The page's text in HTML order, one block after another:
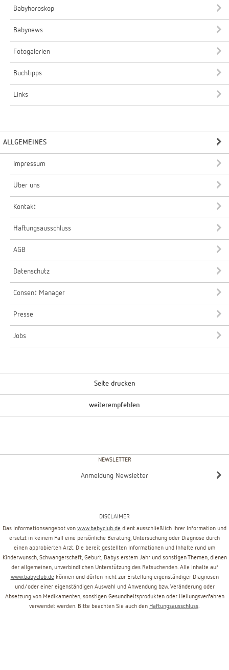
Babyhoroskop
Babynews
Fotogalerien
Buchtipps
Links
ALLGEMEINES
Impressum
Über uns
Kontakt
Haftungsausschluss
AGB
Datenschutz
Consent Manager
Presse
Jobs
Seite drucken
weiterempfehlen
NEWSLETTER
Anmeldung Newsletter
DISCLAIMER
Das Informationsangebot von www.babyclub.de dient ausschließlich Ihrer Information und
ersetzt in keinem Fall eine persönliche Beratung, Untersuchung oder Diagnose durch
einen approbierten Arzt. Die bereit gestellten Informationen und Inhalte rund um
Kinderwunsch, Schwangerschaft, Geburt, Babys erstem Jahr und sonstigen Themen, dienen
der allgemeinen, unverbindlichen Unterstützung des Ratsuchenden. Alle Inhalte auf
www.babyclub.de können und dürfen nicht zur Erstellung eigenständiger Diagnosen
und/oder einer eigenständigen Auswahl und Anwendung bzw. Veränderung oder
Absetzung von Medikamenten, sonstigen Gesundheitsprodukten oder Heilungsverfahren
verwendet werden. Bitte beachten Sie auch den Haftungsausschluss.